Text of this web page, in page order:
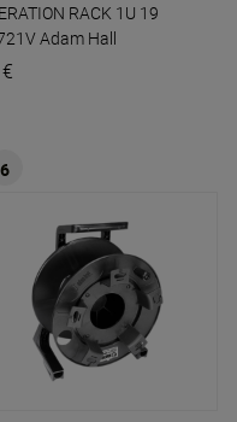
RACK 1U 19
Adam Hall
6